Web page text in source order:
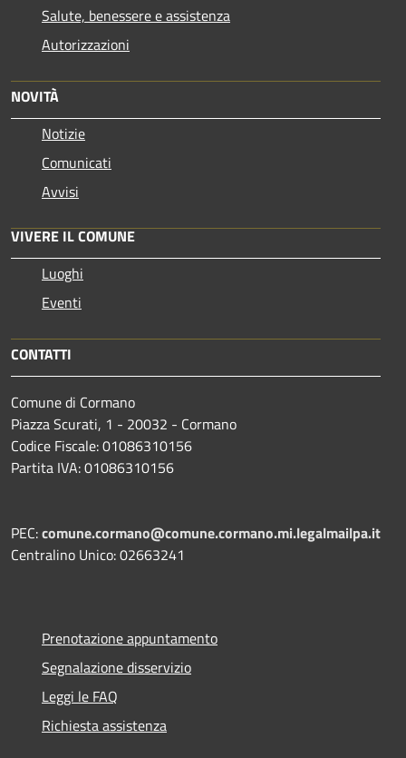
Salute, benessere e assistenza
Autorizzazioni
NOVITÀ
Notizie
Comunicati
Avvisi
VIVERE IL COMUNE
Luoghi
Eventi
CONTATTI
Comune di Cormano
Piazza Scurati, 1 - 20032 - Cormano
Codice Fiscale: 01086310156
Partita IVA: 01086310156
PEC:comune.cormano@comune.cormano.mi.legalmailpa.it
Centralino Unico: 02663241
Prenotazione appuntamento
Segnalazione disservizio
Leggi le FAQ
Richiesta assistenza